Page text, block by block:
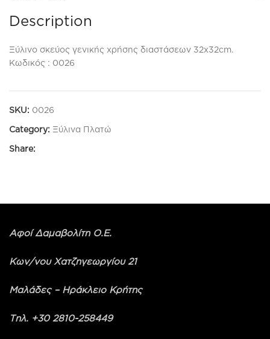
Description
Ξύλινο σκεύος γενικής χρήσης διαστάσεων 32x32cm.
Κωδικός : 0026
SKU: 0026
Category: Ξύλινα Πλατώ
Share:
Αφοί Δαμαβολίτη Ο.Ε.
Κων/νου Χατζηγεωργίου 21
Μαλάδες – Ηράκλειο Κρήτης
Τηλ. +30 2810-258449